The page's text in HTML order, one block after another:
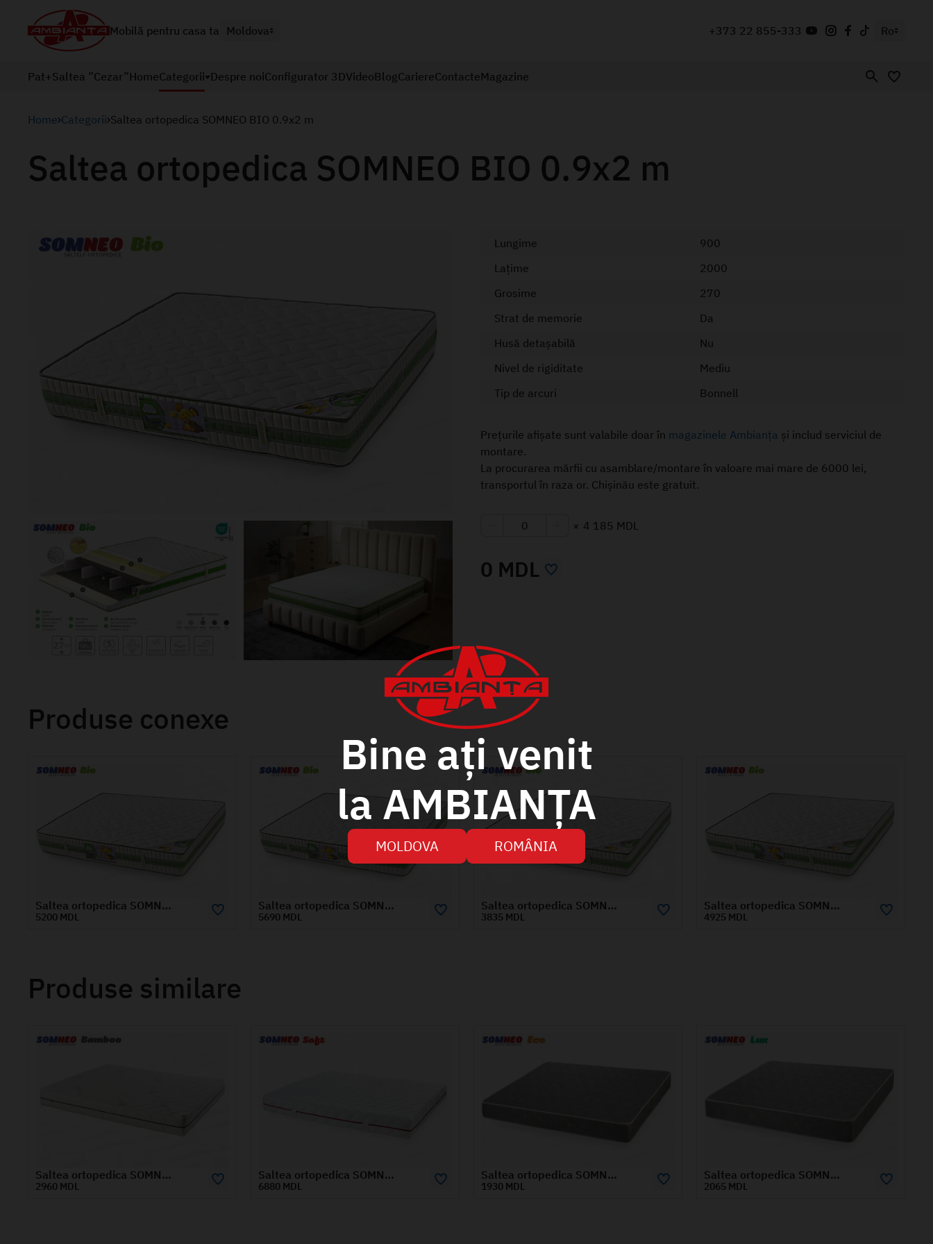
Mobilă pentru casa ta Moldova +373 22 855-333 Ro
Pat+Saltea ”Cezar”HomeCategorii Despre noiConfigurator 3DVideoBlogCariereContacteMagazine
Home Categorii Saltea ortopedica SOMNEO BIO 0.9x2 m
Saltea ortopedica SOMNEO BIO 0.9x2 m
Lungime
900
Lațime
2000
Grosime
270
Strat de memorie
Da
Husă detașabilă
Nu
Nivel de rigiditate
Mediu
Tip de arcuri
Bonnell
Prețurile afișate sunt valabile doar în magazinele Ambianța și includ serviciul de
montare.
La procurarea mărfii cu asamblare/montare în valoare mai mare de 6000 lei,
transportul în raza or. Chișinău este gratuit.
× 4 185 MDL
0 MDL
Produse conexe
5690 MDL 3835 MDL 4925 MDL 6440 MDL
Produse similare
6880 MDL 1930 MDL 2065 MDL 5290 MDL
Bine ați venit
la AMBIANȚA
MOLDOVA ROMÂNIA